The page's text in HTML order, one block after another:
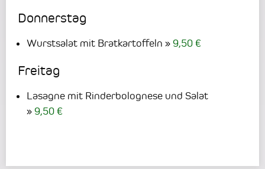
Donnerstag
Wurstsalat mit Bratkartoffeln 9,50 €
Freitag
Lasagne mit Rinderbolognese und Salat
9,50 €